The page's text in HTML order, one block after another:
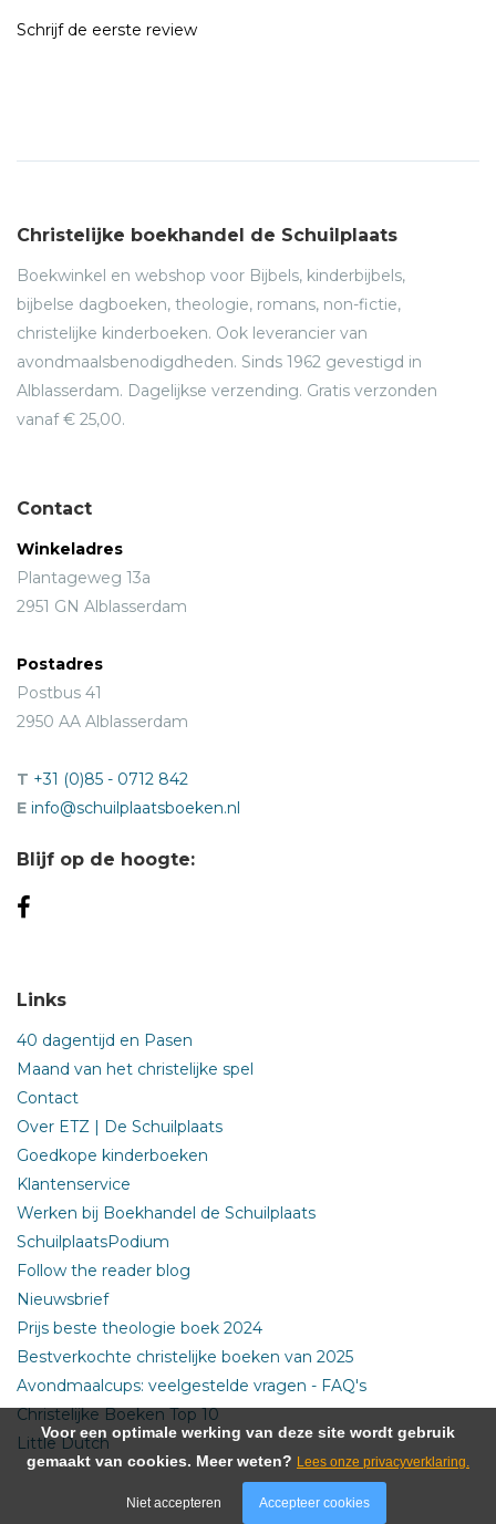
Schrijf de eerste review
Christelijke boekhandel de Schuilplaats
Boekwinkel en webshop voor Bijbels, kinderbijbels,
bijbelse dagboeken, theologie, romans, non-fictie,
christelijke kinderboeken. Ook leverancier van
avondmaalsbenodigdheden. Sinds 1962 gevestigd in
Alblasserdam. Dagelijkse verzending. Gratis verzonden
vanaf € 25,00.
Contact
Winkeladres
Plantageweg 13a
2951 GN Alblasserdam
Postadres
Postbus 41
2950 AA Alblasserdam
T +31 (0)85 - 0712 842
E info@schuilplaatsboeken.nl
Blijf op de hoogte:
Links
40 dagentijd en Pasen
Maand van het christelijke spel
Contact
Over ETZ | De Schuilplaats
Goedkope kinderboeken
Klantenservice
Werken bij Boekhandel de Schuilplaats
SchuilplaatsPodium
Follow the reader blog
Nieuwsbrief
Prijs beste theologie boek 2024
Bestverkochte christelijke boeken van 2025
Avondmaalcups: veelgestelde vragen - FAQ's
Christelijke Boeken Top 10
Little Dutch
Voor een optimale werking van deze site wordt gebruik
gemaakt van cookies. Meer weten? Lees onze privacyverklaring.
Niet accepteren Accepteer cookies